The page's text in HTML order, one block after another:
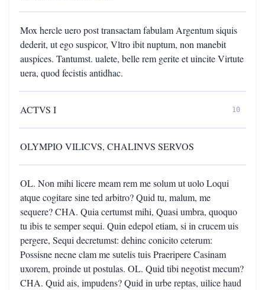
Mox hercle uero post transactam fabulam Argentum siquis
dederit, ut ego suspicor, Vltro ibit nuptum, non manebit
auspices. Tantumst. ualete, belle rem gerite et uincite Virtute
uera, quod fecistis antidhac.
ACTVS I 10
OLYMPIO VILICVS, CHALINVS SERVOS
OL. Non mihi licere meam rem me solum ut uolo Loqui
atque cogitare sine ted arbitro? Quid tu, malum, me
sequere? CHA. Quia certumst mihi, Quasi umbra, quoquo
tu ibis te semper sequi. Quin edepol etiam, si in crucem uis
pergere, Sequi decretumst: dehinc conicito ceterum:
Possisne necne clam me sutelis tuis Praeripere Casinam
uxorem, proinde ut postulas. OL. Quid tibi negotist mecum?
CHA. Quid ais, impudens? Quid in urbe reptas, uilice haud